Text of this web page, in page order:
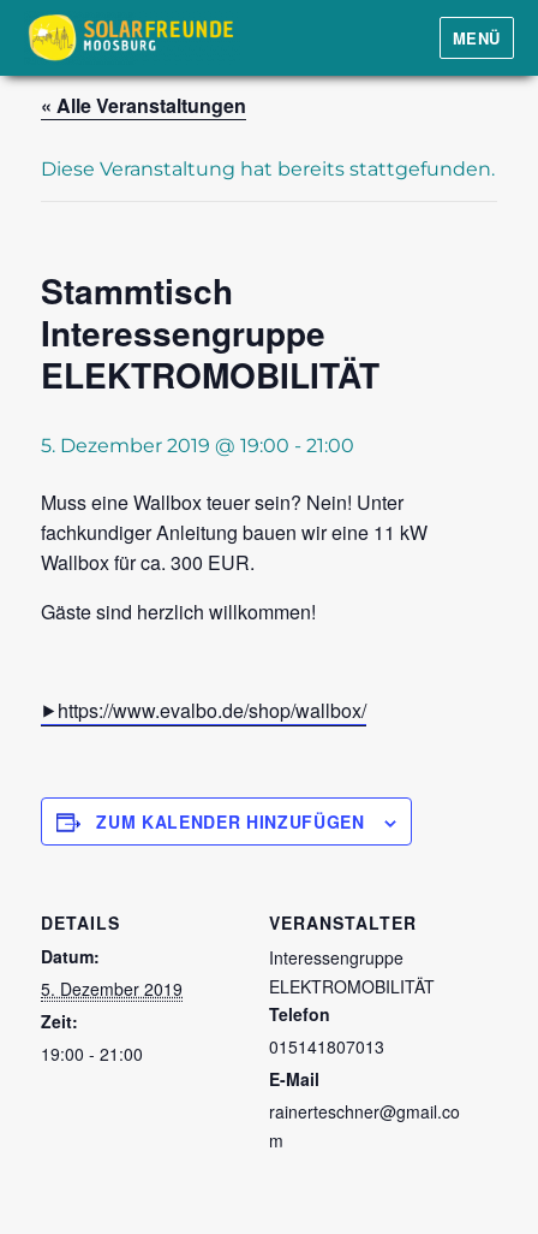
Solarfreunde Moosburg e.V.
MENÜ
« Alle Veranstaltungen
Diese Veranstaltung hat bereits stattgefunden.
Stammtisch
Interessengruppe
ELEKTROMOBILITÄT
5. Dezember 2019 @ 19:00 -21:00
Muss eine Wallbox teuer sein? Nein! Unter
fachkundiger Anleitung bauen wir eine 11 kW
Wallbox für ca. 300 EUR.
Gäste sind herzlich willkommen!
https://www.evalbo.de/shop/wallbox/
ZUM KALENDER HINZUFÜGEN
DETAILS
Datum:
5. Dezember 2019
Zeit:
19:00 - 21:00
VERANSTALTER
Interessengruppe
ELEKTROMOBILITÄT
Telefon
015141807013
E-Mail
rainerteschner@gmail.co
m